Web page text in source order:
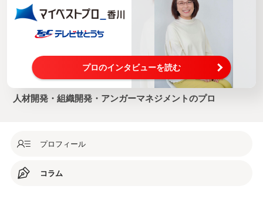
プロのインタビューを読む
人材開発・組織開発・アンガーマネジメントのプロ
プロフィール
コラム